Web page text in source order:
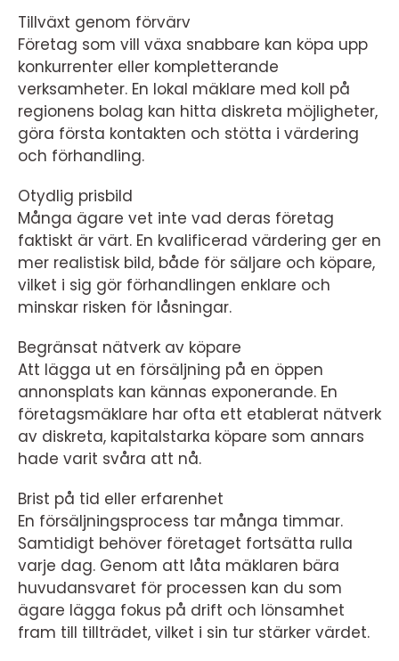
Tillväxt genom förvärv
Företag som vill växa snabbare kan köpa upp
konkurrenter eller kompletterande
verksamheter. En lokal mäklare med koll på
regionens bolag kan hitta diskreta möjligheter,
göra första kontakten och stötta i värdering
och förhandling.
Otydlig prisbild
Många ägare vet inte vad deras företag
faktiskt är värt. En kvalificerad värdering ger en
mer realistisk bild, både för säljare och köpare,
vilket i sig gör förhandlingen enklare och
minskar risken för låsningar.
Begränsat nätverk av köpare
Att lägga ut en försäljning på en öppen
annonsplats kan kännas exponerande. En
företagsmäklare har ofta ett etablerat nätverk
av diskreta, kapitalstarka köpare som annars
hade varit svåra att nå.
Brist på tid eller erfarenhet
En försäljningsprocess tar många timmar.
Samtidigt behöver företaget fortsätta rulla
varje dag. Genom att låta mäklaren bära
huvudansvaret för processen kan du som
ägare lägga fokus på drift och lönsamhet
fram till tillträdet, vilket i sin tur stärker värdet.